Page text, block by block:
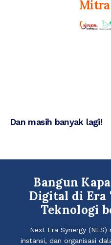
Mitra
Dan masih banyak lagi!
Bangun
Digital di Era
Teknologi
Next Era Synergy (NES)
instansi, dan organisasi